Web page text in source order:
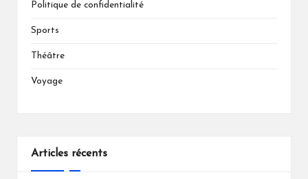
Politique de confidentialité
Sports
Théâtre
Voyage
Articles récents